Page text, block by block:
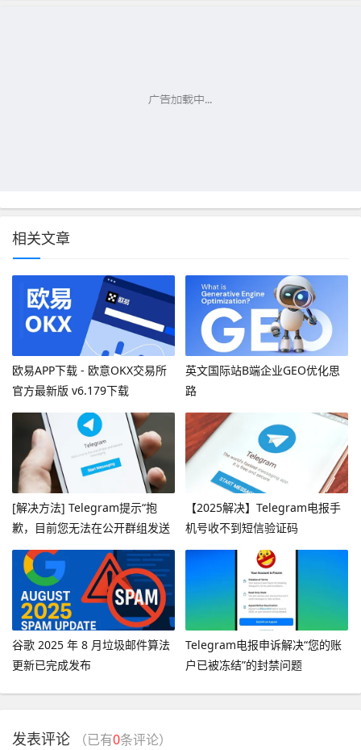
相关文章
欧易APP下载 - 欧意OKX交易所
官方最新版 v6.179下载
英文国际站B端企业GEO优化思
路
[解决方法] Telegram提示“抱
歉，目前您无法在公开群组发送
消息”
【2025解决】Telegram电报手
机号收不到短信验证码
谷歌 2025 年 8 月垃圾邮件算法
更新已完成发布
Telegram电报申诉解决“您的账
户已被冻结”的封禁问题
发表评论 （已有0条评论）